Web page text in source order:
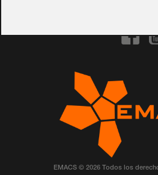
EMACS © 2026 Todos los